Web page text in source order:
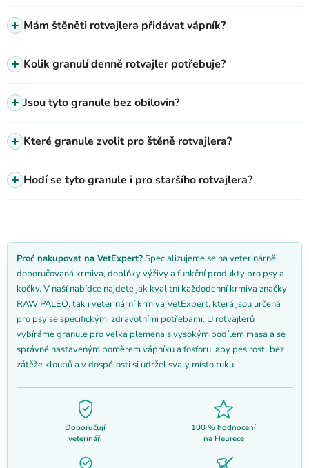
Mám štěněti rotvajlera přidávat vápník?
Kolik granulí denně rotvajler potřebuje?
Jsou tyto granule bez obilovin?
Které granule zvolit pro štěně rotvajlera?
Hodí se tyto granule i pro staršího rotvajlera?
Proč nakupovat na VetExpert?Specializujeme se na veterinárně
doporučovaná krmiva, doplňky výživy a funkční produkty pro psy a
kočky. V naší nabídce najdete jak kvalitní každodenní krmiva značky
RAW PALEO, tak i veterinární krmiva VetExpert, která jsou určená
pro psy se specifickými zdravotními potřebami. U rotvajlerů
vybíráme granule pro velká plemena s vysokým podílem masa a se
správně nastaveným poměrem vápníku a fosforu, aby pes rostl bez
zátěže kloubů a v dospělosti si udržel svaly místo tuku.
Doporučují
veterináři
100 % hodnocení
na Heurece